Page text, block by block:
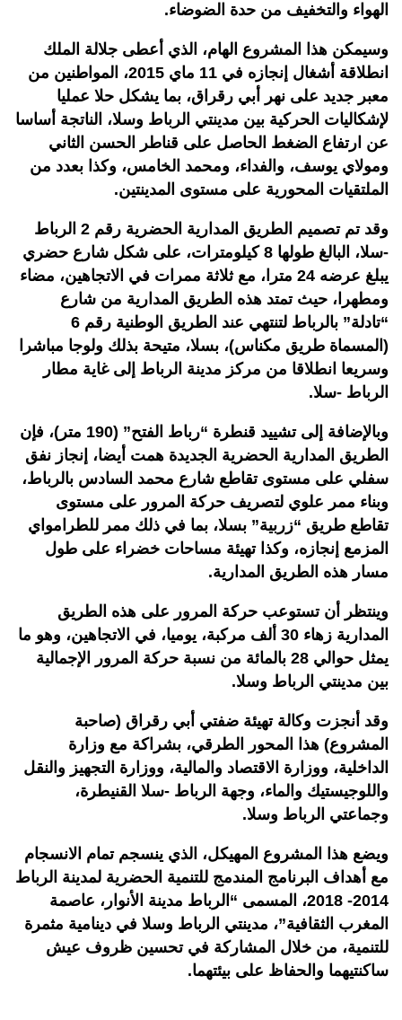
الهواء والتخفيف من حدة الضوضاء.
وسيمكن هذا المشروع الهام، الذي أعطى جلالة الملك
انطلاقة أشغال إنجازه في 11 ماي 2015، المواطنين من
معبر جديد على نهر أبي رقراق، بما يشكل حلا عمليا
لإشكاليات الحركية بين مدينتي الرباط وسلا، الناتجة أساسا
عن ارتفاع الضغط الحاصل على قناطر الحسن الثاني
ومولاي يوسف، والفداء، ومحمد الخامس، وكذا بعدد من
الملتقيات المحورية على مستوى المدينتين.
وقد تم تصميم الطريق المدارية الحضرية رقم 2 الرباط
-سلا، البالغ طولها 8 كيلومترات، على شكل شارع حضري
يبلغ عرضه 24 مترا، مع ثلاثة ممرات في الاتجاهين، مضاء
ومطهرا، حيث تمتد هذه الطريق المدارية من شارع
“تادلة” بالرباط لتنتهي عند الطريق الوطنية رقم 6
(المسماة طريق مكناس)، بسلا، متيحة بذلك ولوجا مباشرا
وسريعا انطلاقا من مركز مدينة الرباط إلى غاية مطار
الرباط -سلا.
وبالإضافة إلى تشييد قنطرة “رباط الفتح” (190 متر)، فإن
الطريق المدارية الحضرية الجديدة همت أيضا، إنجاز نفق
سفلي على مستوى تقاطع شارع محمد السادس بالرباط،
وبناء ممر علوي لتصريف حركة المرور على مستوى
تقاطع طريق “زربية” بسلا، بما في ذلك ممر للطرامواي
المزمع إنجازه، وكذا تهيئة مساحات خضراء على طول
مسار هذه الطريق المدارية.
وينتظر أن تستوعب حركة المرور على هذه الطريق
المدارية زهاء 30 ألف مركبة، يوميا، في الاتجاهين، وهو ما
يمثل حوالي 28 بالمائة من نسبة حركة المرور الإجمالية
بين مدينتي الرباط وسلا.
وقد أنجزت وكالة تهيئة ضفتي أبي رقراق (صاحبة
المشروع) هذا المحور الطرقي، بشراكة مع وزارة
الداخلية، ووزارة الاقتصاد والمالية، ووزارة التجهيز والنقل
واللوجيستيك والماء، وجهة الرباط -سلا القنيطرة،
وجماعتي الرباط وسلا.
ويضع هذا المشروع المهيكل، الذي ينسجم تمام الانسجام
مع أهداف البرنامج المندمج للتنمية الحضرية لمدينة الرباط
2014- 2018، المسمى “الرباط مدينة الأنوار، عاصمة
المغرب الثقافية”، مدينتي الرباط وسلا في دينامية مثمرة
للتنمية، من خلال المشاركة في تحسين ظروف عيش
ساكنتيهما والحفاظ على بيئتهما.